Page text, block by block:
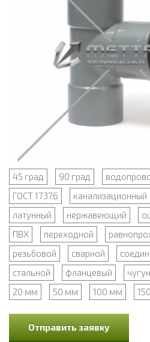
45 град 90 град
ГОСТ 17376
канализационный
латунный
нержавеющий
ПВХ
переходной
резьбовой
сварной
стальной
фланцевый
20 мм
50 мм 100 мм
Отправить заявку